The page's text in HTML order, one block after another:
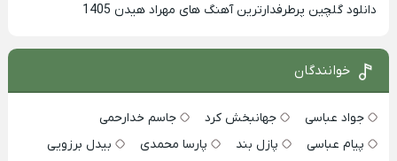
دانلود گلچین پرطرفدارترین آهنگ های مهراد هیدن 1405
خوانندگان
جواد عباسی جهانبخش کرد
جاسم خدارحمی
پیام عباسی
پازل بند پارسا محمدی
بیدل برزویی